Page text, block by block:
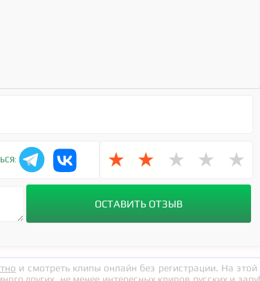
★ ★ ★ ★ ★
и смотреть клипы онлайн без регистрации. На